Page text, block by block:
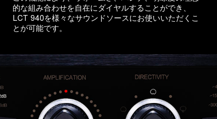
的な組み合わせを自在にダイヤルすることができ、
LCT 940を様々なサウンドソースにお使いいただくこ
とが可能です。